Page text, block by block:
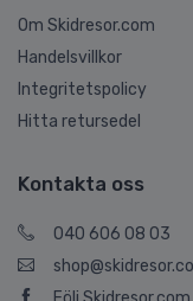
Om Skidresor.com
Handelsvillkor
Integritetspolicy
Hitta retursedel
Kontakta oss
040 606 08 03